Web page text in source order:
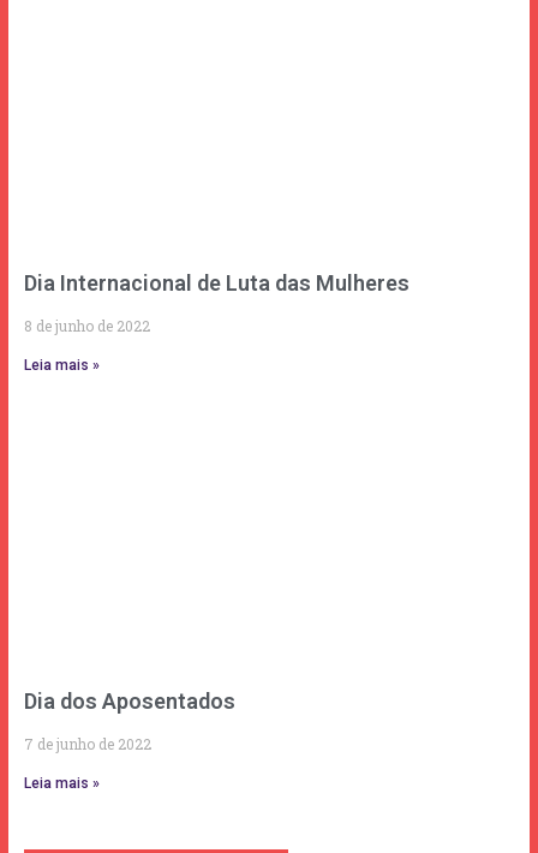
Dia Internacional de Luta das Mulheres
8 de junho de 2022
Leia mais »
Dia dos Aposentados
7 de junho de 2022
Leia mais »